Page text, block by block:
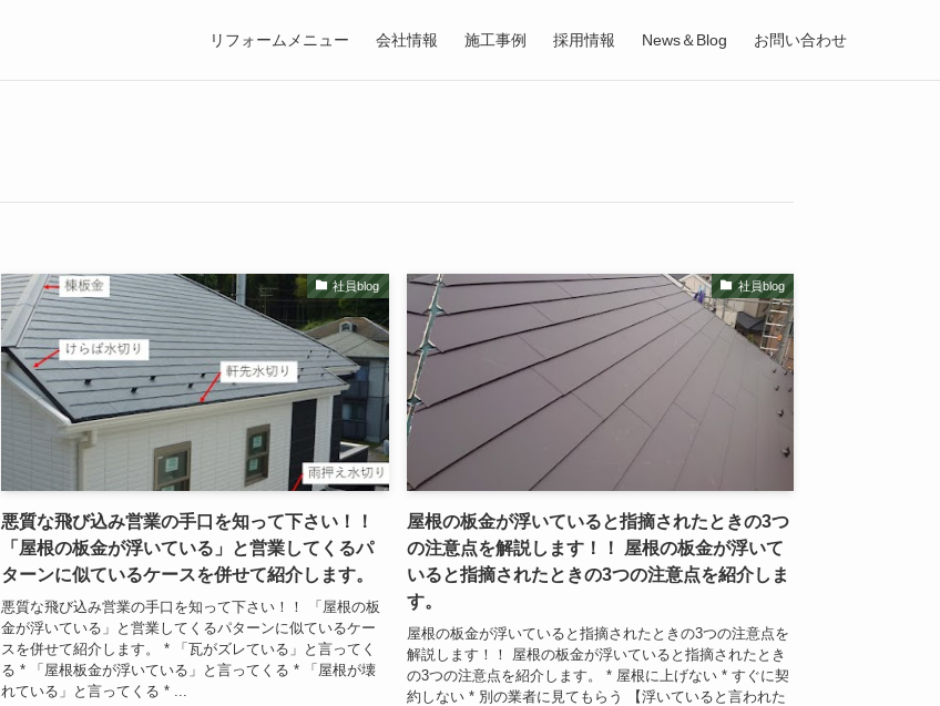
リフォームメニュー 会社情報 施工事例 採用情報 News＆Blog お問い合わせ
社員blog
悪質な飛び込み営業の手口を知って下さい！！
「屋根の板金が浮いている」と営業してくるパ
ターンに似ているケースを併せて紹介します。
悪質な飛び込み営業の手口を知って下さい！！ 「屋根の板
金が浮いている」と営業してくるパターンに似ているケー
スを併せて紹介します。 * 「瓦がズレている」と言ってく
る * 「屋根板金が浮いている」と言ってくる * 「屋根が壊
れている」と言ってくる * ...
社員blog
屋根の板金が浮いていると指摘されたときの3つ
の注意点を解説します！！ 屋根の板金が浮いて
いると指摘されたときの3つの注意点を紹介しま
す。
屋根の板金が浮いていると指摘されたときの3つの注意点を
解説します！！ 屋根の板金が浮いていると指摘されたとき
の3つの注意点を紹介します。 * 屋根に上げない * すぐに契
約しない * 別の業者に見てもらう 【浮いていると言われた